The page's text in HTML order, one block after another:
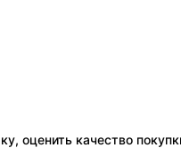
оценить качество